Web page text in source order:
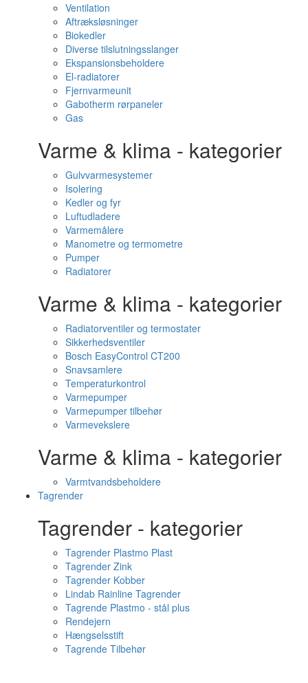
Ventilation
Aftræksløsninger
Biokedler
Diverse tilslutningsslanger
Ekspansionsbeholdere
El-radiatorer
Fjernvarmeunit
Gabotherm rørpaneler
Gas
Varme & klima - kategorier
Gulvvarmesystemer
Isolering
Kedler og fyr
Luftudladere
Varmemålere
Manometre og termometre
Pumper
Radiatorer
Varme & klima - kategorier
Radiatorventiler og termostater
Sikkerhedsventiler
Bosch EasyControl CT200
Snavsamlere
Temperaturkontrol
Varmepumper
Varmepumper tilbehør
Varmevekslere
Varme & klima - kategorier
Varmtvandsbeholdere
Tagrender
Tagrender - kategorier
Tagrender Plastmo Plast
Tagrender Zink
Tagrender Kobber
Lindab Rainline Tagrender
Tagrende Plastmo - stål plus
Rendejern
Hængselsstift
Tagrende Tilbehør